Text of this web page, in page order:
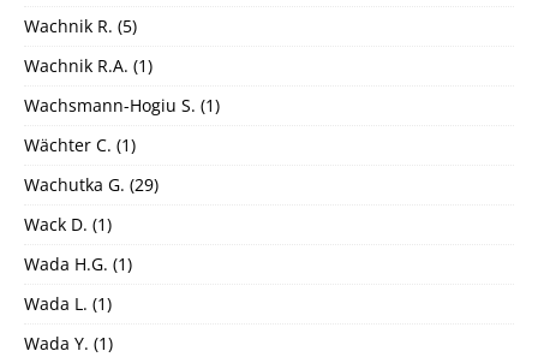
Wachnik R. (5)
Wachnik R.A. (1)
Wachsmann-Hogiu S. (1)
Wächter C. (1)
Wachutka G. (29)
Wack D. (1)
Wada H.G. (1)
Wada L. (1)
Wada Y. (1)